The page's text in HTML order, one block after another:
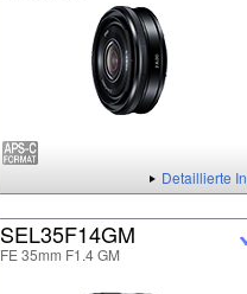
Detaillierte
SEL35F14GM
FE 35mm F1.4 GM